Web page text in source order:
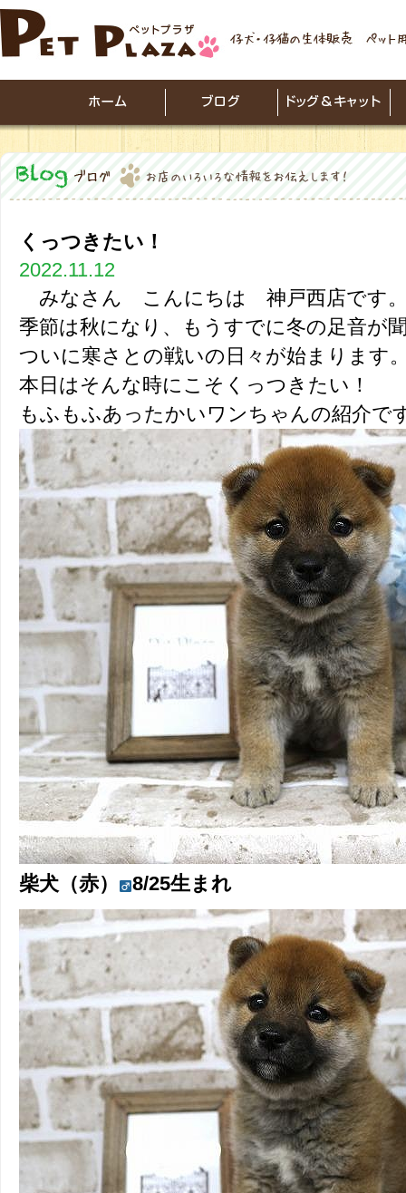
くっつきたい！
2022.11.12
みなさん こんにちは 神戸西店です
季節は秋になり、もうすでに冬の足音が
ついに寒さとの戦いの日々が始まります
本日はそんな時にこそくっつきたい！
もふもふあったかいワンちゃんの紹介で
柴犬（赤） 8/25生まれ